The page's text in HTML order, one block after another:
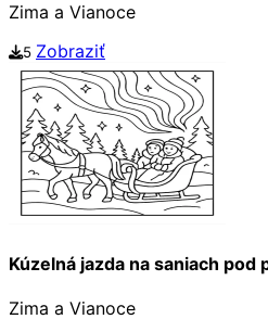
Zima a Vianoce
5 Zobraziť
Kúzelná jazda na saniach pod
Zima a Vianoce